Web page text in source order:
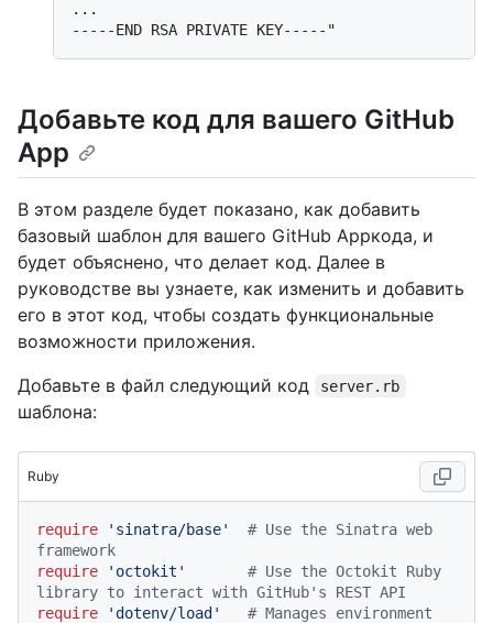
...
Добавьте код для вашего GitHub
App
В этом разделе будет показано, как добавить
базовый шаблон для вашего GitHub Appкода, и
будет объяснено, что делает код. Далее в
руководстве вы узнаете, как изменить и добавить
его в этот код, чтобы создать функциональные
возможности приложения.
Добавьте в файл следующий код
server.rb
шаблона:
Ruby
require 'sinatra/base'
# Use the Sinatra web
framework
require
'octokit'
# Use the Octokit Ruby
library to interact with GitHub's REST API
require
'dotenv/load'
# Manages environment